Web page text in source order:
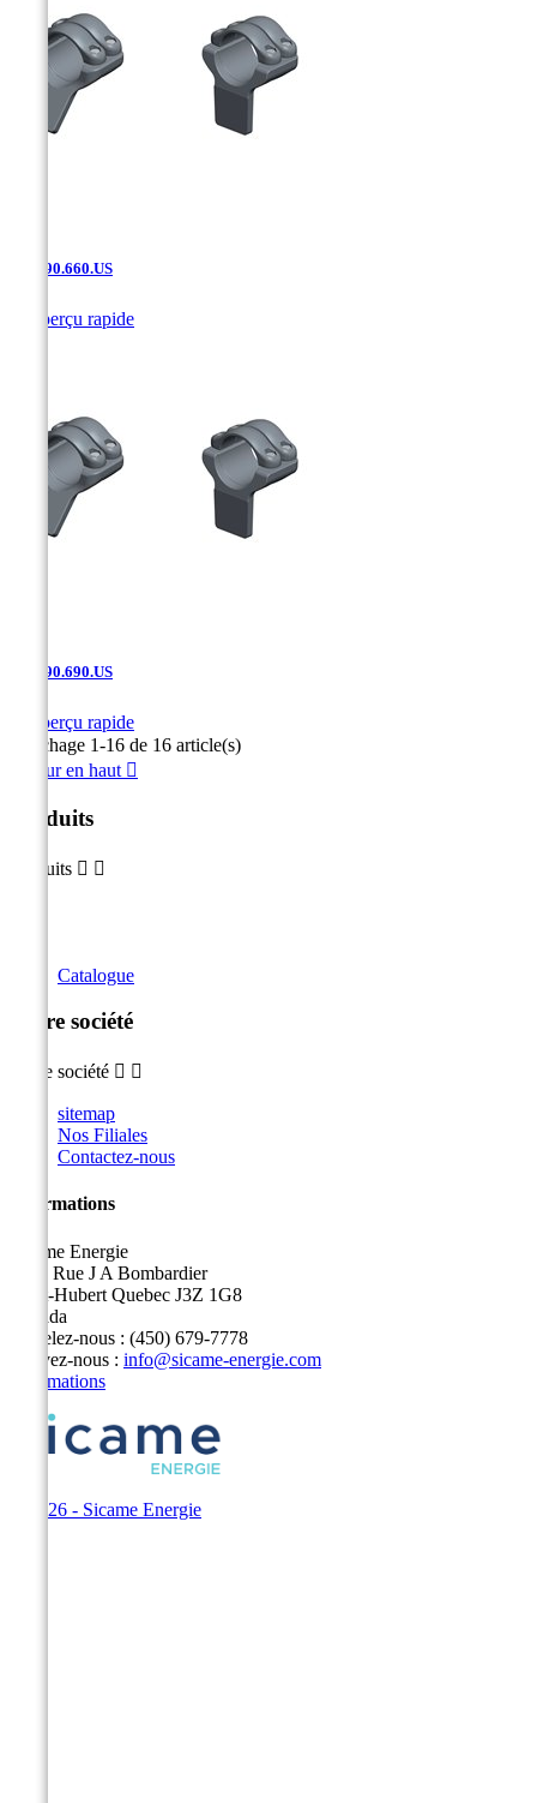
SAK.90.660.US
Aperçu rapide
SAK.90.690.US
Aperçu rapide
Affichage 1-16 de 16 article(s)
Retour en haut 
Produits
Produits  
Catalogue
Notre société
Notre société  
sitemap
Nos Filiales
Contactez-nous
Informations
Sicame Energie
5400 Rue J A Bombardier
Saint-Hubert Quebec J3Z 1G8
Canada
Appelez-nous : (450) 679-7778
Écrivez-nous : info@sicame-energie.com
Informations
© 2026 - Sicame Energie